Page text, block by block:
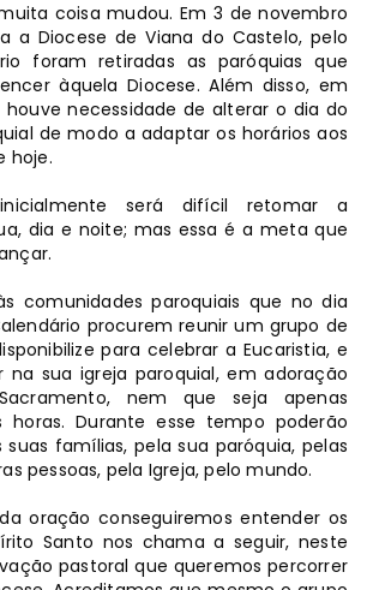
coisa mudou. Em 3 de novembro
a Diocese de Viana do Castelo, pelo
foram retiradas as paróquias que
àquela Diocese. Além disso, em
necessidade de alterar o dia do
de modo a adaptar os horários aos
hoje.
será difícil retomar a
dia e noite; mas essa é a meta que
comunidades paroquiais que no dia
procurem reunir um grupo de
para celebrar a Eucaristia, e
na sua igreja paroquial, em adoração
nem que seja apenas
horas. Durante esse tempo poderão
suas famílias, pela sua paróquia, pelas
pessoas, pela Igreja, pelo mundo.
oração conseguiremos entender os
Santo nos chama a seguir, neste
pastoral que queremos percorrer